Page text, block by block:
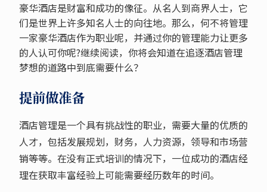
豪华酒店是财富和成功的像征。从名人到商界人士，它
们是世界上许多知名人士的向往地。那么，何不将管理
一家豪华酒店作为职业呢，并通过你的管理能力让更多
的人认可你呢?继续阅读，你将会知道在追逐酒店管理
梦想的道路中到底需要什么？
提前做准备
酒店管理是一个具有挑战性的职业，需要大量的优质的
人才，包括发展规划，财务，人力资源，领导和市场营
销等等。在没有正式培训的情况下，一位成功的酒店经
理在获取丰富经验上可能需要经历数年的时间。